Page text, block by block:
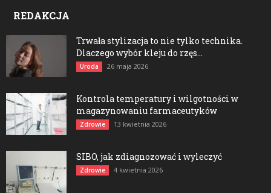
REDAKCJA
Trwała stylizacja to nie tylko technika.
Dlaczego wybór kleju do rzęs...
Uroda 26 maja 2026
Kontrola temperatury i wilgotności w
magazynowaniu farmaceutyków
Zdrowie 13 kwietnia 2026
SIBO, jak zdiagnozować i wyleczyć
Zdrowie 4 kwietnia 2026